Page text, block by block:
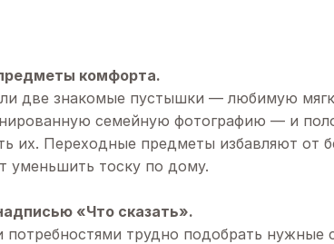
комфорта.
две знакомые пустышки — любимую
семейную фотографию — и
их. Переходные предметы избавляют от
уменьшить тоску по дому.
«Что сказать».
трудно подобрать нужные